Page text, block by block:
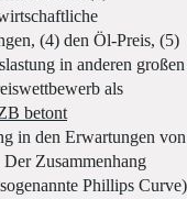
(4) den Öl-Preis, (5)
in anderen großen
als
betont
in den Erwartungen von
Zusammenhang
Phillips Curve)